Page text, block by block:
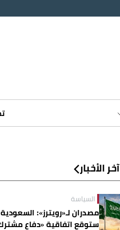
آخر الأخبار
السياسة
مصدران لـ«رويترز»:
ستوقع اتفاقية «دفاع